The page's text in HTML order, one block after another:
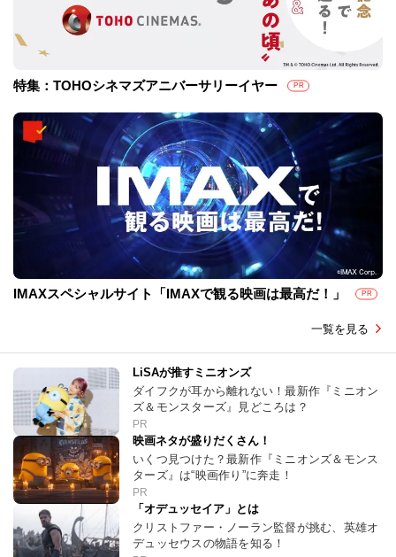
特集：TOHOシネマズアニバーサリーイヤー PR
IMAXスペシャルサイト「IMAXで観る映画は最高だ！」 PR
一覧を見る
LiSAが推すミニオンズ
ダイフクが耳から離れない！最新作『ミニオン
ズ＆モンスターズ』見どころは？
PR
映画ネタが盛りだくさん！
いくつ見つけた？最新作『ミニオンズ＆モンス
ターズ』は“映画作り”に奔走！
PR
「オデュッセイア」とは
クリストファー・ノーラン監督が挑む、英雄オ
デュッセウスの物語を知る！